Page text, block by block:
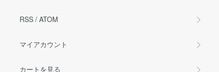
RSS / ATOM
マイアカウント
カートを見る